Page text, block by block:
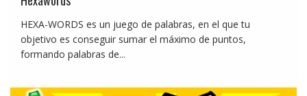
HEXA-WORDS es un juego de palabras, en el que tu
objetivo es conseguir sumar el máximo de puntos,
formando palabras de...